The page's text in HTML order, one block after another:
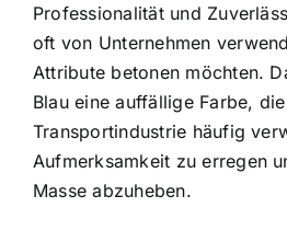
Professionalität und
oft von Unternehmen
Attribute betonen möchten.
Blau eine auffällige Farbe,
Transportindustrie häufig
Aufmerksamkeit zu erregen
Masse abzuheben.